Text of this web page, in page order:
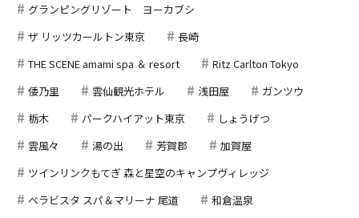
グランピングリゾート ヨーカブシ
ザ リッツカールトン東京
長崎
THE SCENE amami spa ＆ resort
Ritz Carlton Tokyo
倭乃里
雲仙観光ホテル 浅田屋
ガンツウ
栃木
パークハイアット東京
しょうげつ
雲風々
湯の出 芳賀郡
加賀屋
ツインリンクもてぎ 森と星空のキャンプヴィレッジ
ベラビスタ スパ＆マリーナ 尾道
和倉温泉